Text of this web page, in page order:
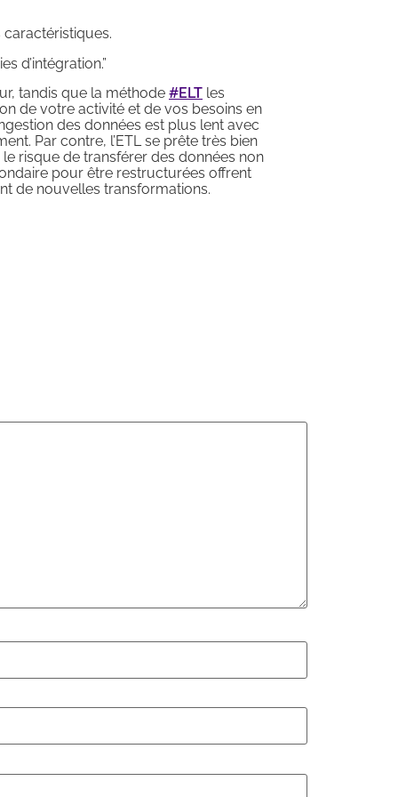
caractéristiques.
d’intégration.”
tandis que la méthode #ELT les
de votre activité et de vos besoins en
des données est plus lent avec
Par contre, l’ETL se prête très bien
risque de transférer des données non
pour être restructurées offrent
de nouvelles transformations.